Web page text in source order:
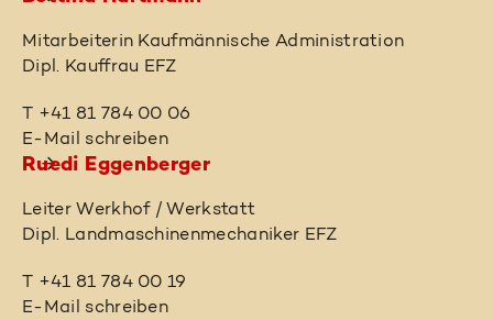
Mitarbeiterin Kaufmännische Administration
Dipl. Kauffrau EFZ
T +41 81 784 00 06
E-Mail schreiben
Ruedi Eggenberger
Leiter Werkhof / Werkstatt
Dipl. Landmaschinenmechaniker EFZ
T +41 81 784 00 19
E-Mail schreiben